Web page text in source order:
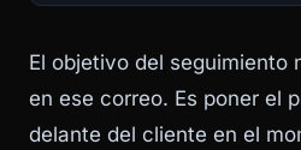
El objetivo del seguimiento
en ese correo. Es poner el
delante del cliente en el